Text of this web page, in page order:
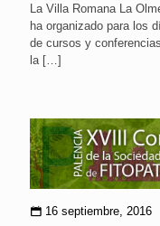
La Villa Romana La
ha organizado para los
de cursos y
la […]
16 septiembre, 2016